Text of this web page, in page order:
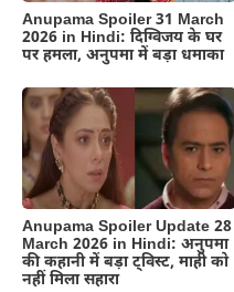
Anupama Spoiler 31 March
2026 in Hindi: दिग्विजय के घर
पर हमला, अनुपमा में बड़ा धमाका
Anupama Spoiler Update 28
March 2026 in Hindi: अनुपमा
की कहानी में बड़ा ट्विस्ट, माही को
नहीं मिला सहारा